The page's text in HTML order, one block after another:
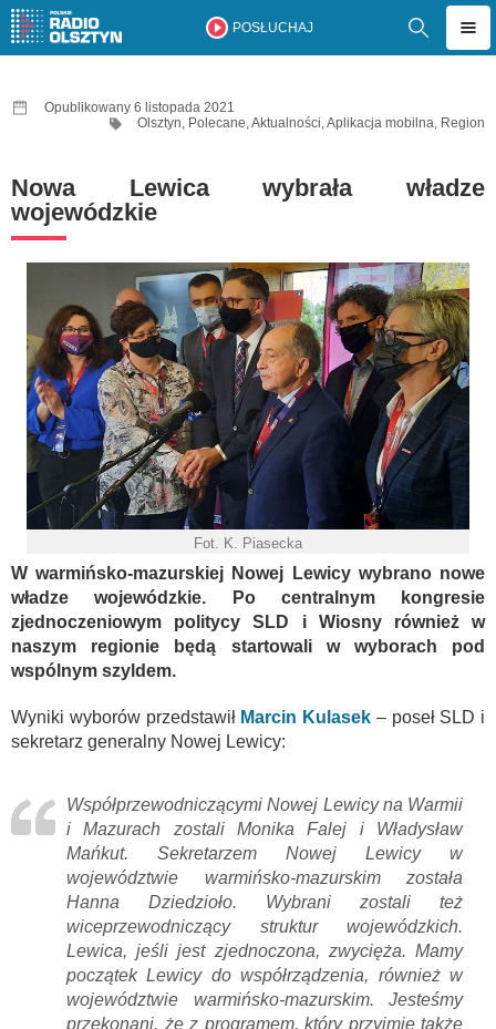
POSŁUCHAJ
Opublikowany 6 listopada 2021
Olsztyn, Polecane,Aktualności,Aplikacja mobilna, Region
Nowa Lewica wybrała władze
wojewódzkie
Fot. K. Piasecka
W warmińsko-mazurskiej Nowej Lewicy wybrano nowe
władze wojewódzkie. Po centralnym kongresie
zjednoczeniowym politycy SLD i Wiosny również w
naszym regionie będą startowali w wyborach pod
wspólnym szyldem.
Wyniki wyborów przedstawił Marcin Kulasek – poseł SLD i
sekretarz generalny Nowej Lewicy:
Współprzewodniczącymi Nowej Lewicy na Warmii
i Mazurach zostali Monika Falej i Władysław
Mańkut. Sekretarzem Nowej Lewicy w
województwie warmińsko-mazurskim została
Hanna Dziedzioło. Wybrani zostali też
wiceprzewodniczący struktur wojewódzkich.
Lewica, jeśli jest zjednoczona, zwycięża. Mamy
początek Lewicy do współrządzenia, również w
województwie warmińsko-mazurskim. Jesteśmy
przekonani, że z programem, który przyjmie także